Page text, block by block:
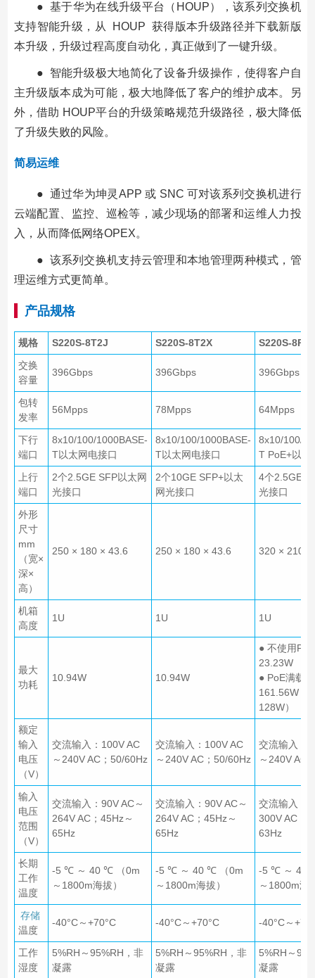
● 基于华为在线升级平台（HOUP），该系列交换机
支持智能升级，从 HOUP 获得版本升级路径并下载新版
本升级，升级过程高度自动化，真正做到了一键升级。
● 智能升级极大地简化了设备升级操作，使得客户自
主升级版本成为可能，极大地降低了客户的维护成本。另
外，借助 HOUP平台的升级策略规范升级路径，极大降低
了升级失败的风险。
简易运维
● 通过华为坤灵APP 或 SNC 可对该系列交换机进行
云端配置、监控、巡检等，减少现场的部署和运维人力投
入，从而降低网络OPEX。
● 该系列交换机支持云管理和本地管理两种模式，管
理运维方式更简单。
产品规格
规格 S220S-8T2J S220S-8T2X
S220S-8P4J
交换
容量
396Gbps 396Gbps 396Gbps
包转
发率
56Mpps 78Mpps 64Mpps
下行
端口
8x10/100/1000BASE-
T以太网电接口
8x10/100/1000BASE-
T以太网电接口
8x10/100/
T PoE+以太
上行
端口
2个2.5GE SFP以太网
光接口
2个10GE SFP+以太
网光接口
4个2.5GE
光接口
外形
尺寸
mm
（宽×
深×
高）
250 × 180 × 43.6 250 × 180 × 43.6 320 × 210 ×
机箱
高度
1U 1U 1U
最大
功耗
10.94W 10.94W
● 不使用
23.23W
● PoE满载：
161.56W（
128W）
额定
输入
电压
（V）
交流输入：100V AC
～240V AC；50/60Hz
交流输入：100V AC
～240V AC；50/60Hz
交流输入：
～240V AC
输入
电压
范围
（V）
交流输入：90V AC～
264V AC；45Hz～
65Hz
交流输入：90V AC～
264V AC；45Hz～
65Hz
交流输入：
300V AC；
63Hz
长期
工作
温度
-5 ℃ ～ 40 ℃ （0m
～1800m海拔）
-5 ℃ ～ 40 ℃ （0m
～1800m海拔）
-5 ℃ ～ 40
～1800m海
存储
温度
-40°C～+70°C -40°C～+70°C -40°C～
工作
湿度
5%RH～95%RH，非
凝露
5%RH～95%RH，非
凝露
5%RH～
凝露